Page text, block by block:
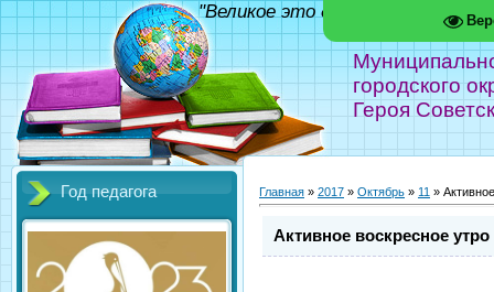
городского
Героя
"Великое это дело - школа!"
Год педагога Главная » 2017 » Октябрь » 11 »
Активное воскресное